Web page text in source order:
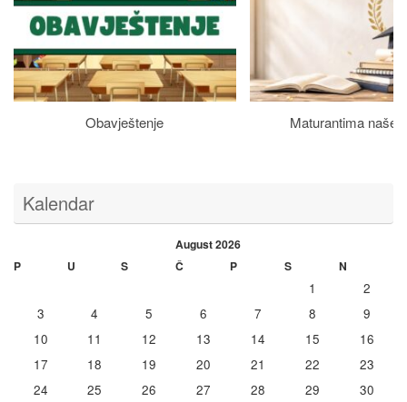
Obavještenje Maturantima naše
Kalendar
August 2026
P
U S Č P S N
1
2
3
4 5 6 7 8
9
10
11 12 13 14 15
16
17
18 19 20 21 22
23
24
25 26 27 28 29
30